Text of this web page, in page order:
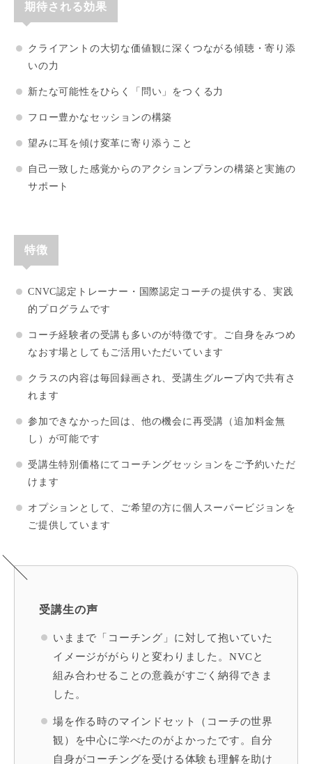
期待される効果
クライアントの大切な価値観に深くつながる傾聴・寄り添
いの力
新たな可能性をひらく「問い」をつくる力
フロー豊かなセッションの構築
望みに耳を傾け変革に寄り添うこと
自己一致した感覚からのアクションプランの構築と実施の
サポート
特徴
CNVC認定トレーナー・国際認定コーチの提供する、実践
的プログラムです
コーチ経験者の受講も多いのが特徴です。ご自身をみつめ
なおす場としてもご活用いただいています
クラスの内容は毎回録画され、受講生グループ内で共有さ
れます
参加できなかった回は、他の機会に再受講（追加料金無
し）が可能です
受講生特別価格にてコーチングセッションをご予約いただ
けます
オプションとして、ご希望の方に個人スーパービジョンを
ご提供しています
受講生の声
いままで「コーチング」に対して抱いていた
イメージががらりと変わりました。NVCと
組み合わせることの意義がすごく納得できま
した。
場を作る時のマインドセット（コーチの世界
観）を中心に学べたのがよかったです。自分
自身がコーチングを受ける体験も理解を助け